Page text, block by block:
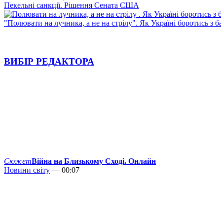
Пекельні санкції. Рішення Сената США
"Полювати на лучника, а не на стрілу". Як Україні боротись з
ВИБІР РЕДАКТОРА
СюжетВійна на Близькому Сході. Онлайн
Новини світу — 00:07